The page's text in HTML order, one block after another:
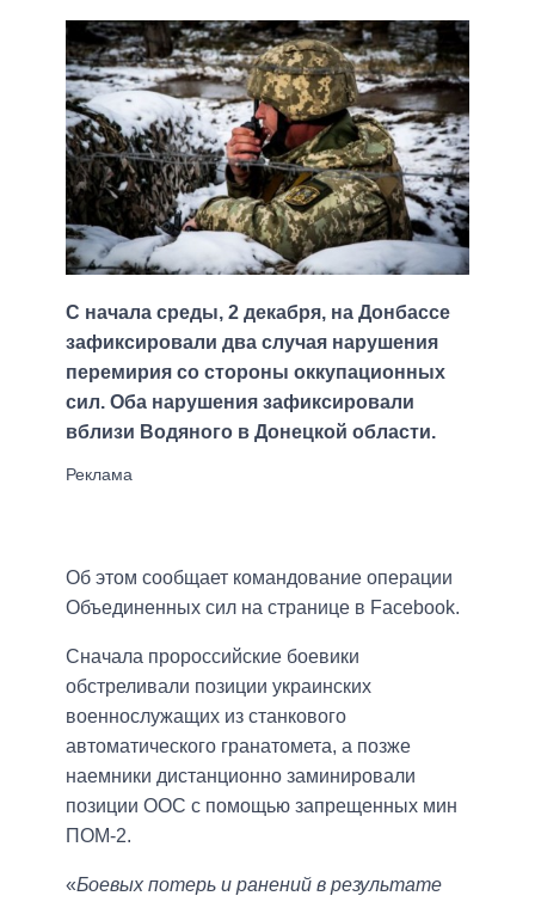
С начала среды, 2 декабря, на Донбассе
зафиксировали два случая нарушения
перемирия со стороны оккупационных
сил. Оба нарушения зафиксировали
вблизи Водяного в Донецкой области.
Об этом сообщает командование операции
Объединенных сил на странице в Facebook.
Сначала пророссийские боевики
обстреливали позиции украинских
военнослужащих из станкового
автоматического гранатомета, а позже
наемники дистанционно заминировали
позиции ООС с помощью запрещенных мин
ПОМ-2.
«Боевых потерь и ранений в результате